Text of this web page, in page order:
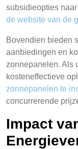
subsidieopties naar
de website van de
Bovendien bieden
aanbiedingen en
zonnepanelen. Als
kosteneffectieve
zonnepanelen te
concurrerende
Impact